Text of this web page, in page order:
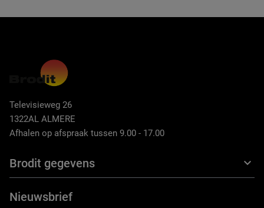
Televisieweg 26
1322AL ALMERE
Afhalen op afspraak tussen 9.00 - 17.00
Brodit gegevens
Nieuwsbrief